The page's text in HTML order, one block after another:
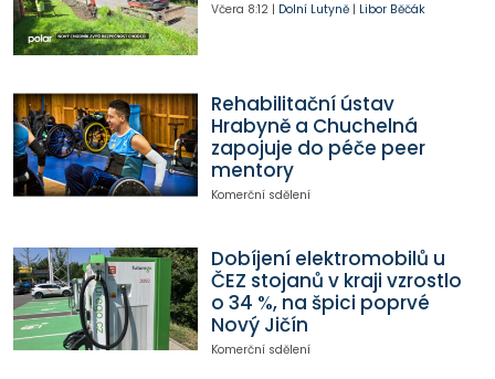
Včera 8:12| Dolní Lutyně| Libor Běčák
Rehabilitační ústav
Hrabyně a Chuchelná
zapojuje do péče peer
mentory
Komerční sdělení
Dobíjení elektromobilů u
ČEZ stojanů v kraji vzrostlo
o 34 %, na špici poprvé
Nový Jičín
Komerční sdělení